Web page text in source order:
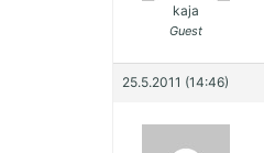
kaja
Guest
25.5.2011 (14:46)